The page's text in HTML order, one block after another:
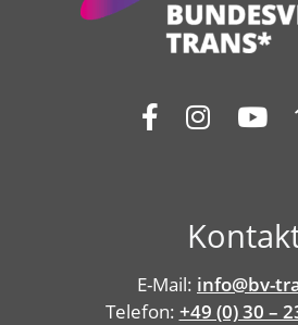
E-Mail: info@bv-
Telefon: +49 (0) 30 –